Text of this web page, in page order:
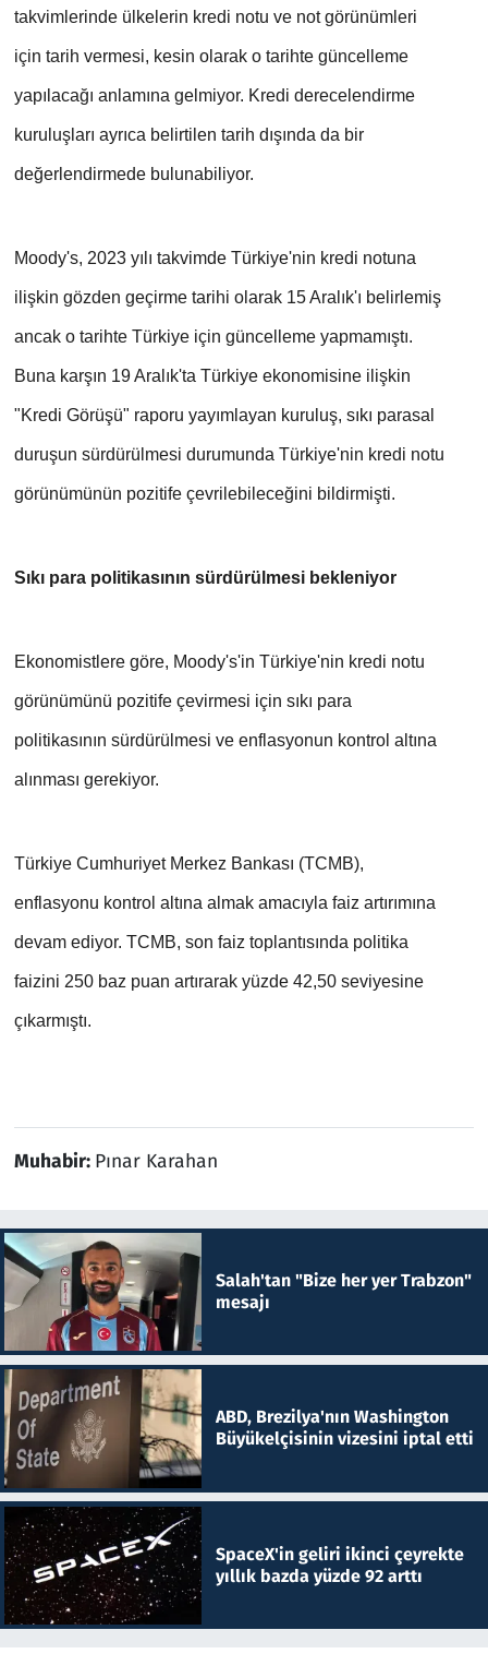
takvimlerinde ülkelerin kredi notu ve not görünümleri
için tarih vermesi, kesin olarak o tarihte güncelleme
yapılacağı anlamına gelmiyor. Kredi derecelendirme
kuruluşları ayrıca belirtilen tarih dışında da bir
değerlendirmede bulunabiliyor.
Moody's, 2023 yılı takvimde Türkiye'nin kredi notuna
ilişkin gözden geçirme tarihi olarak 15 Aralık'ı belirlemiş
ancak o tarihte Türkiye için güncelleme yapmamıştı.
Buna karşın 19 Aralık'ta Türkiye ekonomisine ilişkin
"Kredi Görüşü" raporu yayımlayan kuruluş, sıkı parasal
duruşun sürdürülmesi durumunda Türkiye'nin kredi notu
görünümünün pozitife çevrilebileceğini bildirmişti.
Sıkı para politikasının sürdürülmesi bekleniyor
Ekonomistlere göre, Moody's'in Türkiye'nin kredi notu
görünümünü pozitife çevirmesi için sıkı para
politikasının sürdürülmesi ve enflasyonun kontrol altına
alınması gerekiyor.
Türkiye Cumhuriyet Merkez Bankası (TCMB),
enflasyonu kontrol altına almak amacıyla faiz artırımına
devam ediyor. TCMB, son faiz toplantısında politika
faizini 250 baz puan artırarak yüzde 42,50 seviyesine
çıkarmıştı.
Muhabir: Pınar Karahan
Salah'tan "Bize her yer Trabzon"
mesajı
ABD, Brezilya'nın Washington
Büyükelçisinin vizesini iptal etti
SpaceX'in geliri ikinci çeyrekte
yıllık bazda yüzde 92 arttı